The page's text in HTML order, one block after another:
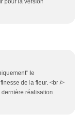
pour la version
le
de la fleur. <br />
réalisation.